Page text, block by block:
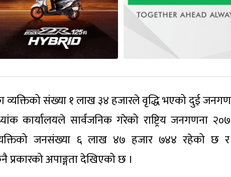
संख्या १ लाख ३४ हजारले वृद्धि भएको दुई
कार्यालयले सार्वजनिक गरेको राष्ट्रिय जनगणना
जनसंख्या ६ लाख ४७ हजार ७४४ रहेको छ
अपाङ्गता देखिएको छ ।